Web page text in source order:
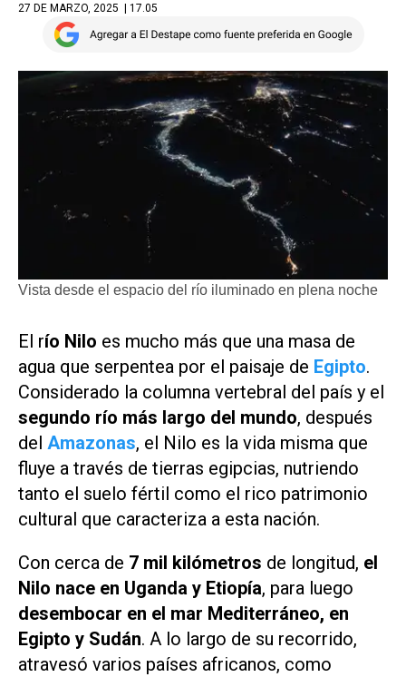
27 DE MARZO, 2025 | 17.05
Vista desde el espacio del río iluminado en plena noche
El río Nilo es mucho más que una masa de
agua que serpentea por el paisaje de Egipto.
Considerado la columna vertebral del país y el
segundo río más largo del mundo, después
del Amazonas, el Nilo es la vida misma que
fluye a través de tierras egipcias, nutriendo
tanto el suelo fértil como el rico patrimonio
cultural que caracteriza a esta nación.
Con cerca de 7 mil kilómetros de longitud, el
Nilo nace en Uganda y Etiopía, para luego
desembocar en el mar Mediterráneo, en
Egipto y Sudán. A lo largo de su recorrido,
atravesó varios países africanos, como